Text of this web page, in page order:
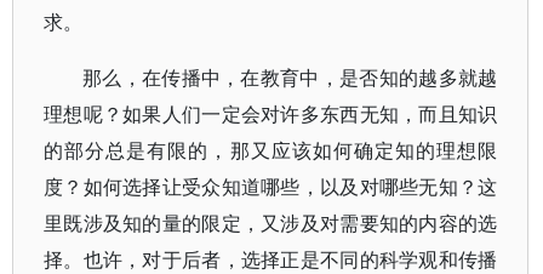
求。
那么，在传播中，在教育中，是否知的越多就越
理想呢？如果人们一定会对许多东西无知，而且知识
的部分总是有限的，那又应该如何确定知的理想限
度？如何选择让受众知道哪些，以及对哪些无知？这
里既涉及知的量的限定，又涉及对需要知的内容的选
择。也许，对于后者，选择正是不同的科学观和传播